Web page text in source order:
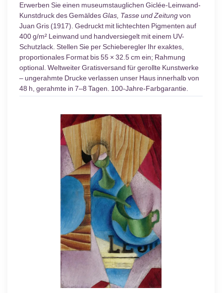
Erwerben Sie einen museumstauglichen Giclée-Leinwand-
Kunstdruck des GemäldesGlas, Tasse und Zeitungvon
Juan Gris (1917). Gedruckt mit lichtechten Pigmenten auf
400 g/m² Leinwand und handversiegelt mit einem UV-
Schutzlack. Stellen Sie per Schieberegler Ihr exaktes,
proportionales Format bis 55 × 32.5 cm ein; Rahmung
optional. Weltweiter Gratisversand für gerollte Kunstwerke
– ungerahmte Drucke verlassen unser Haus innerhalb von
48 h, gerahmte in 7–8 Tagen. 100-Jahre-Farbgarantie.